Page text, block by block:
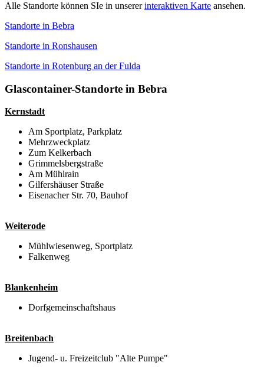
Alle Standorte können SIe in unsererinteraktiven Karte ansehen.
Standorte in Bebra
Standorte in Ronshausen
Standorte in Rotenburg an der Fulda
Glascontainer-Standorte in Bebra
Kernstadt
Am Sportplatz, Parkplatz
Mehrzweckplatz
Zum Kelkerbach
Grimmelsbergstraße
Am Mühlrain
Gilfershäuser Straße
Eisenacher Str. 70, Bauhof
Weiterode
Mühlwiesenweg, Sportplatz
Falkenweg
Blankenheim
Dorfgemeinschaftshaus
Breitenbach
Jugend- u. Freizeitclub "Alte Pumpe"